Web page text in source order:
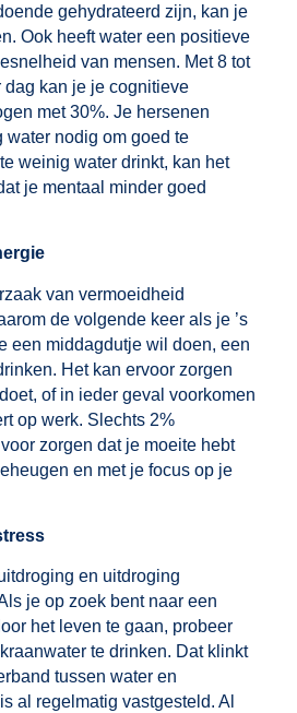
gehydrateerd zijn, kan je
Ook heeft water een positieve
van mensen. Met 8 tot
dag kan je je cognitieve
met 30%. Je hersenen
water nodig om goed te
weinig water drinkt, kan het
je mentaal minder goed
van vermoeidheid
de volgende keer als je ’s
een middagdutje wil doen, een
Het kan ervoor zorgen
of in ieder geval voorkomen
op werk. Slechts 2%
zorgen dat je moeite hebt
en met je focus op je
en uitdroging
je op zoek bent naar een
het leven te gaan, probeer
te drinken. Dat klinkt
tussen water en
al regelmatig vastgesteld. Al